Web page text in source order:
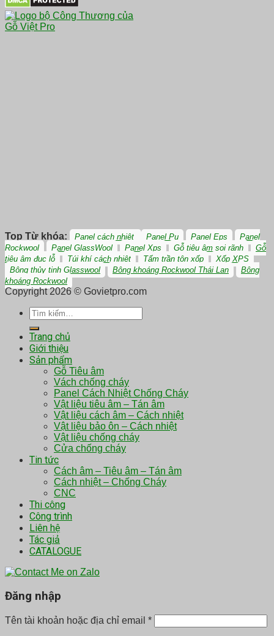
Top Từ khóa: Panel cách nhiệt Panel Pu Panel Eps
Panel
Rockwool
Panel GlassWool Panel Xps Gỗ tiêu âm soi rãnh
Gỗ
tiêu âm đục lỗ
Túi khí cách nhiệt Tấm trần tôn xốp
Xốp XPS
Bông thủy tinh Glasswool
Bông khoáng Rockwool Thái Lan
Bông
khoáng Rockwool
Copyright 2026 © Govietpro.com
Tìm
kiếm:
Trang chủ
Giới thiệu
Sản phẩm
Gỗ Tiêu âm
Vách chống cháy
Panel Cách Nhiệt Chống Cháy
Vật liệu tiêu âm – Tán âm
Vật liệu cách âm – Cách nhiệt
Vật liệu bảo ôn – Cách nhiệt
Vật liệu chống cháy
Cửa chống cháy
Tin tức
Cách âm – Tiêu âm – Tán âm
Cách nhiệt – Chống Cháy
CNC
Thi công
Công trình
Liên hệ
Tác giả
CATALOGUE
Đăng nhập
Tên tài khoản hoặc địa chỉ email *